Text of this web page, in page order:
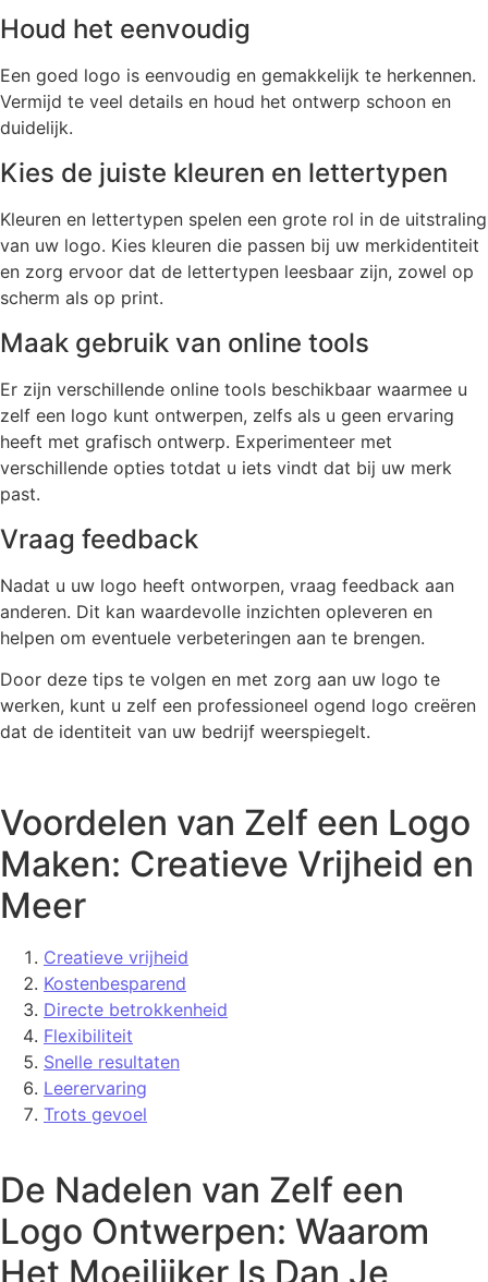
Houd het eenvoudig
Een goed logo is eenvoudig en gemakkelijk te herkennen.
Vermijd te veel details en houd het ontwerp schoon en
duidelijk.
Kies de juiste kleuren en lettertypen
Kleuren en lettertypen spelen een grote rol in de uitstraling
van uw logo. Kies kleuren die passen bij uw merkidentiteit
en zorg ervoor dat de lettertypen leesbaar zijn, zowel op
scherm als op print.
Maak gebruik van online tools
Er zijn verschillende online tools beschikbaar waarmee u
zelf een logo kunt ontwerpen, zelfs als u geen ervaring
heeft met grafisch ontwerp. Experimenteer met
verschillende opties totdat u iets vindt dat bij uw merk
past.
Vraag feedback
Nadat u uw logo heeft ontworpen, vraag feedback aan
anderen. Dit kan waardevolle inzichten opleveren en
helpen om eventuele verbeteringen aan te brengen.
Door deze tips te volgen en met zorg aan uw logo te
werken, kunt u zelf een professioneel ogend logo creëren
dat de identiteit van uw bedrijf weerspiegelt.
Voordelen van Zelf een Logo
Maken: Creatieve Vrijheid en
Meer
Creatieve vrijheid
Kostenbesparend
Directe betrokkenheid
Flexibiliteit
Snelle resultaten
Leerervaring
Trots gevoel
De Nadelen van Zelf een
Logo Ontwerpen: Waarom
Het Moeilijker Is Dan Je